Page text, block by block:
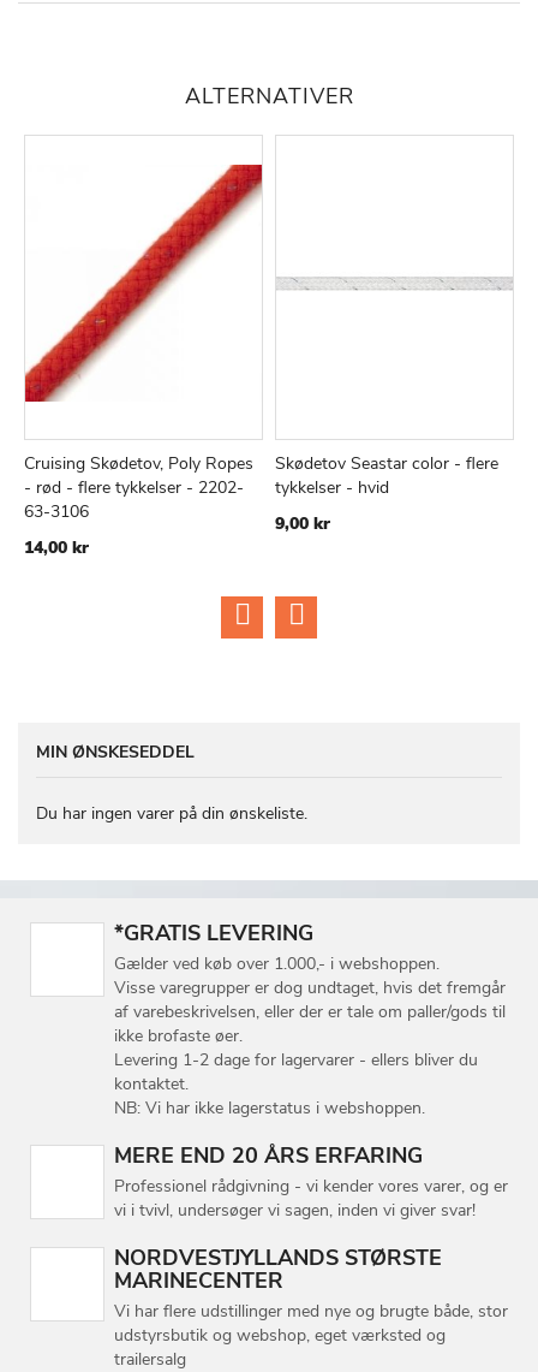
ALTERNATIVER
Læg i kurv
TILFØJ
SAMMENLIGN
Cruising Skødetov, Poly Ropes
- rød - flere tykkelser - 2202-
63-3106
14,00 kr
Læg i kurv
Skødetov Seastar color - flere
tykkelser - hvid
9,00 kr
MIN ØNSKESEDDEL
Du har ingen varer på din ønskeliste.
*GRATIS LEVERING
Gælder ved køb over 1.000,- i webshoppen.
Visse varegrupper er dog undtaget, hvis det fremgår
af varebeskrivelsen, eller der er tale om paller/gods til
ikke brofaste øer.
Levering 1-2 dage for lagervarer - ellers bliver du
kontaktet.
NB: Vi har ikke lagerstatus i webshoppen.
MERE END 20 ÅRS ERFARING
Professionel rådgivning - vi kender vores varer, og er
vi i tvivl, undersøger vi sagen, inden vi giver svar!
NORDVESTJYLLANDS STØRSTE
MARINECENTER
Vi har flere udstillinger med nye og brugte både, stor
udstyrsbutik og webshop, eget værksted og
trailersalg